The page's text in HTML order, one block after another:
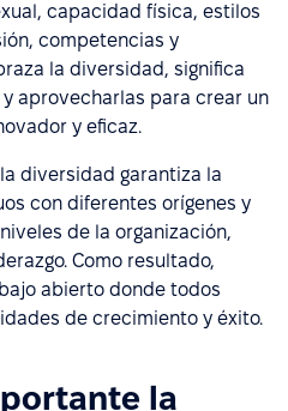
capacidad física, estilos
competencias y
la diversidad, significa
aprovecharlas para crear un
y eficaz.
diversidad garantiza la
con diferentes orígenes y
de la organización,
Como resultado,
abierto donde todos
de crecimiento y éxito.
la